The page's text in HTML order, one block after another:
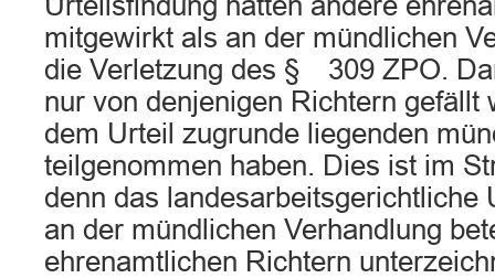
mitgewirkt als an der mündlichen
die Verletzung des § 309 ZPO.
nur von denjenigen Richtern gefällt
dem Urteil zugrunde liegenden
teilgenommen haben. Dies ist im
denn das landesarbeitsgerichtliche
an der mündlichen Verhandlung
ehrenamtlichen Richtern